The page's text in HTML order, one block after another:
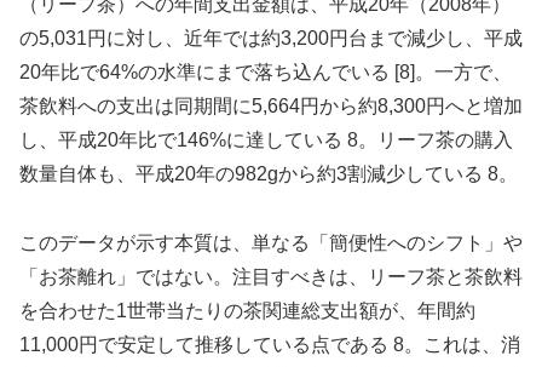
（リーフ茶）への年間支出金額は、平成20年（2008年）
の5,031円に対し、近年では約3,200円台まで減少し、平成
20年比で64%の水準にまで落ち込んでいる [8]。一方で、
茶飲料への支出は同期間に5,664円から約8,300円へと増加
し、平成20年比で146%に達している 8。リーフ茶の購入
数量自体も、平成20年の982gから約3割減少している 8。
このデータが示す本質は、単なる「簡便性へのシフト」や
「お茶離れ」ではない。注目すべきは、リーフ茶と茶飲料
を合わせた1世帯当たりの茶関連総支出額が、年間約
11,000円で安定して推移している点である 8。これは、消